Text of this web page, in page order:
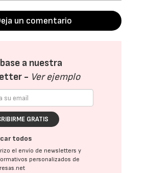
un comentario
a nuestra
- Ver ejemplo
GRATIS
todos
el envío de newsletters y
personalizados de